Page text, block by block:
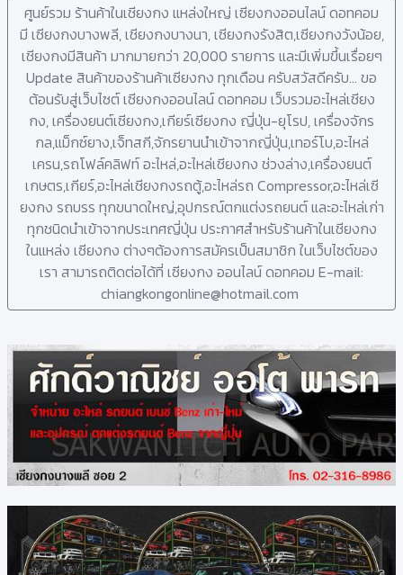
ศูนย์รวม ร้านค้าในเชียงกง แหล่งใหญ่ เซียงกงออนไลน์ ดอทคอม
มี เซียงกงบางพลี, เชียงกงบางนา, เซียงกงรังสิต,เซียงกงวังน้อย,
เชียงกงมีสินค้า มากมายกว่า 20,000 รายการ และมีเพิ่มขึ้นเรื่อยๆ
Update สินค้าของร้านค้าเซียงกง ทุกเดือน ครับสวัสดีครับ... ขอ
ต้อนรับสู่เว็บไซต์ เซียงกงออนไลน์ ดอทคอม เว็บรวมอะไหล่เชียง
กง, เครื่องยนต์เซียงกง,เกียร์เซียงกง ญี่ปุ่น-ยุโรป, เครื่องจักร
กล,แม็กซ์ยาง,เจ็ทสกี,จักรยานนำเข้าจากญี่ปุ่น,เทอร์โบ,อะไหล่
เครน,รถโฟล์คลิฟท์ อะไหล่,อะไหล่เชียงกง ช่วงล่าง,เครื่องยนต์
เกษตร,เกียร์,อะไหล่เชียงกงรถตู้,อะไหล่รถ Compressor,อะไหล่เซี
ยงกง รถบรร ทุกขนาดใหญ่,อุปกรณ์ตกแต่งรถยนต์ และอะไหล่เก่า
ทุกชนิดนำเข้าจากประเทศญี่ปุ่น ประกาศสำหรับร้านค้าในเชียงกง
ในแหล่ง เซียงกง ต่างๆต้องการสมัครเป็นสมาชิก ในเว็บไซต์ของ
เรา สามารถติดต่อได้ที่ เซียงกง ออนไลน์ ดอทคอม E-mail:
chiangkongonline@hotmail.com